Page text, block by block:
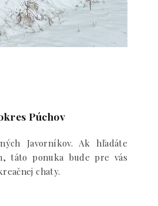
Púchov
Javorníkov. Ak hľadáte
táto ponuka bude pre vás
chaty.